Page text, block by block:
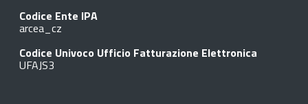
Codice Ente IPA
arcea_cz
Codice Univoco Ufficio Fatturazione Elettronica
UFAJS3